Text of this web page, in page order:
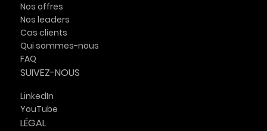
Nos offres
Nos leaders
Cas clients
Qui sommes-nous
FAQ
SUIVEZ-NOUS
LinkedIn
YouTube
LÉGAL